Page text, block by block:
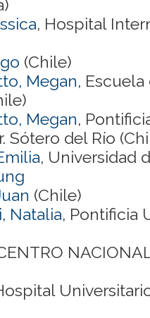
, Hospital
(Chile)
Megan,
Megan,
Sótero del Río
, Universidad
(Chile)
Natalia, Pontificia